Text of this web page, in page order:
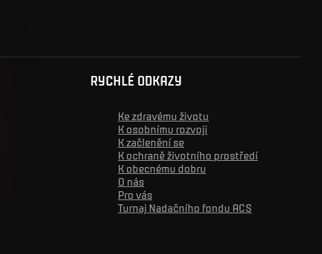
RYCHLÉ ODKAZY
Ke zdravému životu
K osobnímu rozvoji
K začlenění se
K ochraně životního prostředí
K obecnému dobru
O nás
Pro vás
Turnaj Nadačního fondu ACS